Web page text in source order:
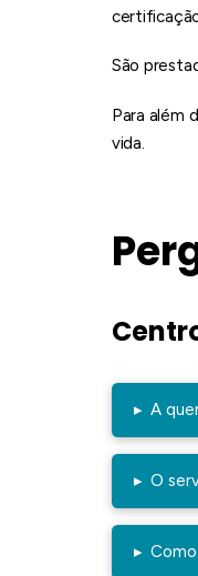
São
Para além
vida.
▸ A
▸ O
▸